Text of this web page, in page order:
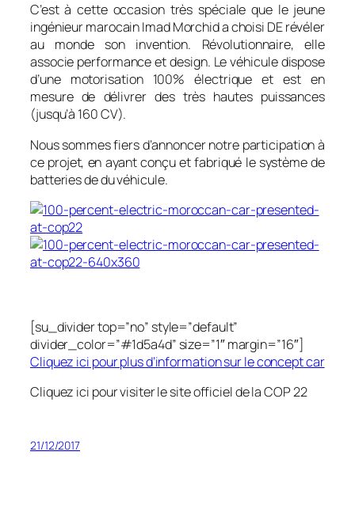
C’est à cette occasion très spéciale que le jeune
ingénieur marocain Imad Morchid a choisi DE révéler
au monde son invention. Révolutionnaire, elle
associe performance et design. Le véhicule dispose
d’une motorisation 100% électrique et est en
mesure de délivrer des très hautes puissances
(jusqu’à 160 CV).
Nous sommes fiers d’annoncer notre participation à
ce projet, en ayant conçu et fabriqué le système de
batteries de du véhicule.
[su_divider top=”no” style=”default”
divider_color=”#1d5a4d” size=”1″ margin=”16″]
Cliquez ici pour plus d’information sur le concept car
Cliquez ici pour visiter le site officiel de la COP 22
21/12/2017